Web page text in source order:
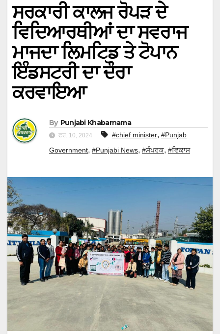
ਸਰਕਾਰੀ ਕਾਲਜ ਰੋਪੜ ਦੇ
ਵਿਦਿਆਰਥੀਆਂ ਦਾ ਸਵਰਾਜ
ਮਾਜਦਾ ਲਿਮਟਿਡ ਤੇ ਟੋਪਾਨ
ਇੰਡਸਟਰੀ ਦਾ ਦੌਰਾ
ਕਰਵਾਇਆ
By Punjabi Khabarnama
ਫਰ. 10, 2024 #chief minister, #Punjab
Government, #Punjabi News, #ਸੰਪਰਕ, #ਵਿਕਾਸ